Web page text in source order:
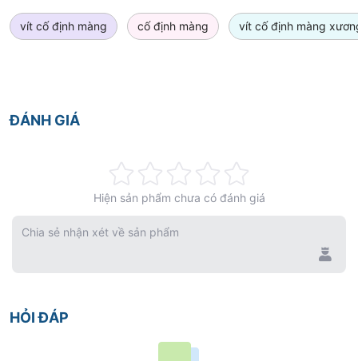
vít cố định màng cố định màng vít cố định màng
ĐÁNH GIÁ
0%
Hiện sản phẩm chưa có đánh giá
Chia sẻ nhận xét về sản phẩm
HỎI ĐÁP